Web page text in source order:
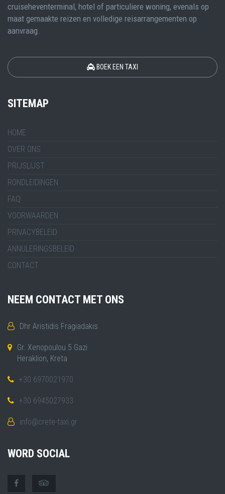
cruiseheventerminal, hotel of particuliere woning, evenals op
maat gemaakte reizen en volledige reisarrangementen op
aanvraag.
BOEK EEN TAXI
SITEMAP
HOME
OVER ONS
PRIJSLIJST
RONDLEIDINGEN
FAQ
VOORWAARDEN
PRIVACYBELEID
ANNULERINGSBELEID
CONTACT
NEEM CONTACT MET ONS
Dhr Aristidis Fragiadakis
Gr. Xenopoulou 5 Gazi
Heraklion, Kreta
+30 6970021970
+30 6945027933
info@crete-taxi.gr
WORD SOCIAL